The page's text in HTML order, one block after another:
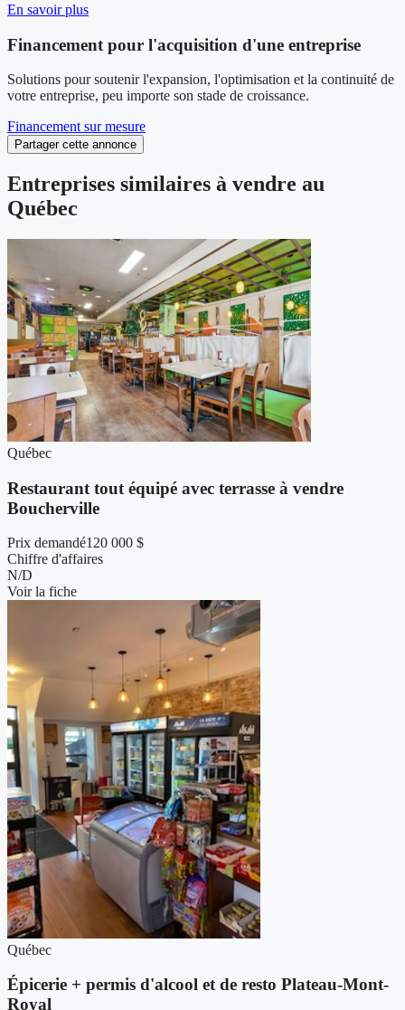
En savoir plus
Financement pour l'acquisition d'une entreprise
Solutions pour soutenir l'expansion, l'optimisation et la continuité de
votre entreprise, peu importe son stade de croissance.
Financement sur mesure
Partager cette annonce
Entreprises similaires à vendre au
Québec
Québec
Restaurant tout équipé avec terrasse à vendre
Boucherville
Prix demandé120 000 $
Chiffre d'affaires
N/D
Voir la fiche
Québec
Épicerie + permis d'alcool et de resto Plateau-Mont-
Royal